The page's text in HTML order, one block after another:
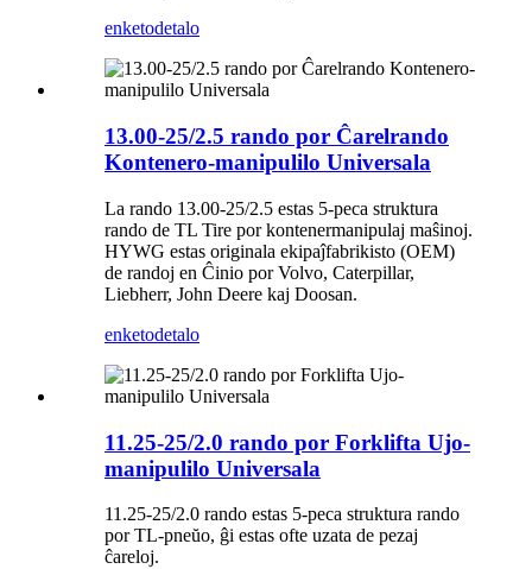
enketodetalo
13.00-25/2.5 rando por Ĉarelrando
Kontenero-manipulilo Universala
La rando 13.00-25/2.5 estas 5-peca struktura
rando de TL Tire por kontenermanipulaj maŝinoj.
HYWG estas originala ekipaĵfabrikisto (OEM)
de randoj en Ĉinio por Volvo, Caterpillar,
Liebherr, John Deere kaj Doosan.
enketodetalo
11.25-25/2.0 rando por Forklifta Ujo-
manipulilo Universala
11.25-25/2.0 rando estas 5-peca struktura rando
por TL-pneŭo, ĝi estas ofte uzata de pezaj
ĉareloj.